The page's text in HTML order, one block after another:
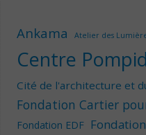
Ankama Atelier des
Centre
Cité de l'architecture et
Fondation Cartier
Fondation EDF